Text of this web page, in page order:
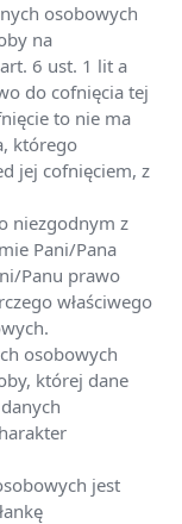
osobowych
na
6 ust. 1 lit a
do cofnięcia tej
to nie ma
którego
jej cofnięciem, z
niezgodnym z
Pani/Pana
Panu prawo
właściwego
osobowych
której dane
jest